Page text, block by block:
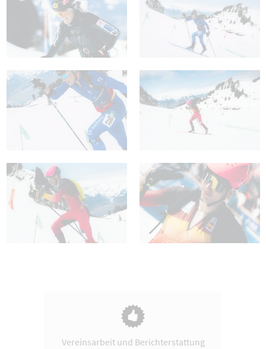
Vereinsarbeit und Berichterstattung